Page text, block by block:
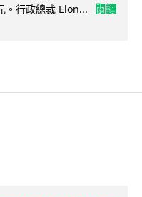
。行政總裁 Elon...
閱讀